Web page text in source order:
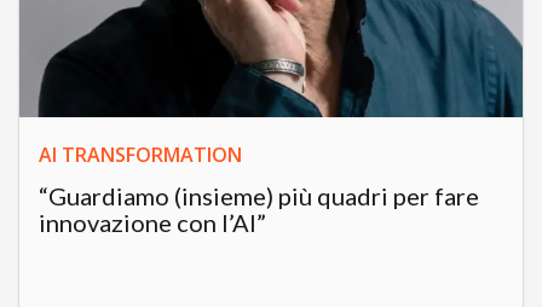
AI TRANSFORMATION
“Guardiamo (insieme) più quadri per fare
innovazione con l’AI”